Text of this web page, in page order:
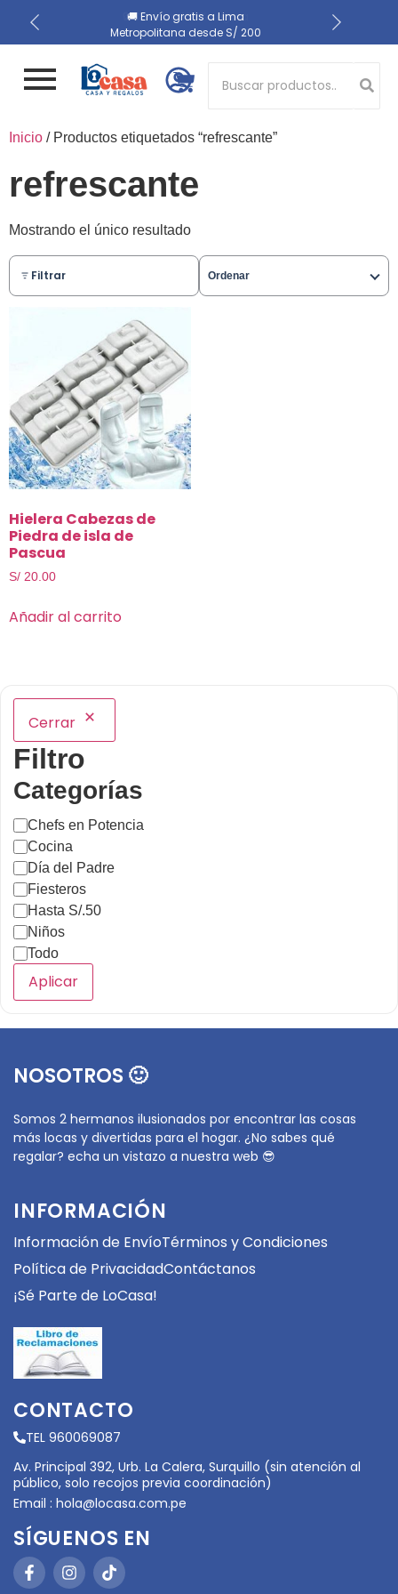
🚚 Envío gratis a Lima
Metropolitana desde S/ 200
🔒 Compra 100% segura
📍 Recojo en almacén el
mismo día
Button 1
Button 2
Inicio / Productos etiquetados “refrescante”
refrescante
Mostrando el único resultado
Filtrar Ordenar
Hielera Cabezas de
Piedra de isla de
Pascua
S/ 20.00
Añadir al carrito
Cerrar
Filtro
Categorías
Chefs en Potencia
Cocina
Día del Padre
Fiesteros
Hasta S/.50
Niños
Todo
Aplicar
NOSOTROS 🙂
Somos 2 hermanos ilusionados por encontrar las cosas
más locas y divertidas para el hogar. ¿No sabes qué
regalar? echa un vistazo a nuestra web 😎
INFORMACIÓN
Información de EnvíoTérminos y Condiciones
Política de PrivacidadContáctanos
¡Sé Parte de LoCasa!
CONTACTO
TEL 960069087
Av. Principal 392, Urb. La Calera, Surquillo (sin atención al
público, solo recojos previa coordinación)
Email : hola@locasa.com.pe
SÍGUENOS EN